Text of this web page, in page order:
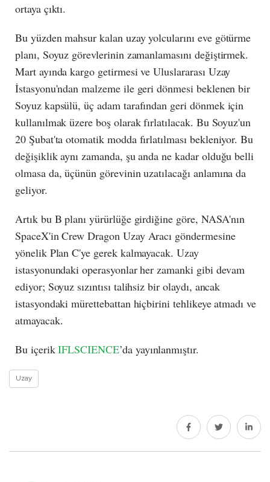
ortaya çıktı.
Bu yüzden mahsur kalan uzay yolcularını eve götürme
planı, Soyuz görevlerinin zamanlamasını değiştirmek.
Mart ayında kargo getirmesi ve Uluslararası Uzay
İstasyonu'ndan malzeme ile geri dönmesi beklenen bir
Soyuz kapsülü, üç adam tarafından geri dönmek için
kullanılmak üzere boş olarak fırlatılacak. Bu Soyuz'un
20 Şubat'ta otomatik modda fırlatılması bekleniyor. Bu
değişiklik aynı zamanda, şu anda ne kadar olduğu belli
olmasa da, üçünün görevinin uzatılacağı anlamına da
geliyor.
Artık bu B planı yürürlüğe girdiğine göre, NASA'nın
SpaceX'in Crew Dragon Uzay Aracı göndermesine
yönelik Plan C'ye gerek kalmayacak. Uzay
istasyonundaki operasyonlar her zamanki gibi devam
ediyor; Soyuz sızıntısı talihsiz bir olaydı, ancak
istasyondaki mürettebattan hiçbirini tehlikeye atmadı ve
atmayacak.
Bu içerikIFLSCIENCE’da yayınlanmıştır.
Uzay